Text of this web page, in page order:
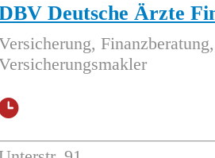
Deutsche Ärzte
Finanzberatung,